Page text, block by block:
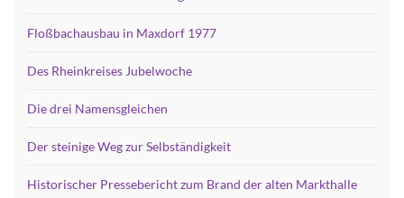
Floßbachausbau in Maxdorf 1977
Des Rheinkreises Jubelwoche
Die drei Namensgleichen
Der steinige Weg zur Selbständigkeit
Historischer Pressebericht zum Brand der alten Markthalle